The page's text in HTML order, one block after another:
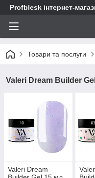
Profblesk інтернет-
Товари та послуги
Valeri Dream Builder Gel
Valeri Dream